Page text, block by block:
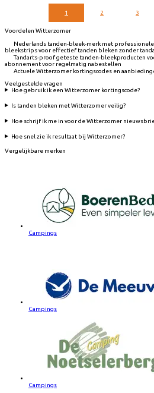
1 2 3
Voordelen Witterzomer
Nederlands tanden-bleek-merk met
bleekstrips voor effectief tanden bleken zonder
Tandarts-proof geteste tanden-bleekproducten
abonnement voor regelmatig nabestellen
Actuele Witterzomer kortingscodes en
Veelgestelde vragen
Hoe gebruik ik een Witterzomer kortingscode?
Is tanden bleken met Witterzomer veilig?
Hoe schrijf ik me in voor de Witterzomer
Hoe snel zie ik resultaat bij Witterzomer?
Vergelijkbare merken
Campings
Campings
Campings